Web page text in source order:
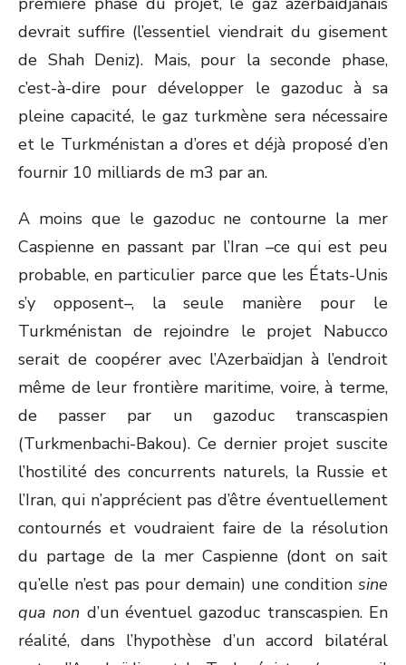
devrait suffire (l’essentiel viendrait du gisement
de Shah Deniz). Mais, pour la seconde phase,
c’est-à-dire pour développer le gazoduc à sa
pleine capacité, le gaz turkmène sera nécessaire
et le Turkménistan a d’ores et déjà proposé d’en
fournir 10 milliards de m3 par an.
A moins que le gazoduc ne contourne la mer
Caspienne en passant par l’Iran –ce qui est peu
probable, en particulier parce que les États-Unis
s’y opposent–, la seule manière pour le
Turkménistan de rejoindre le projet Nabucco
serait de coopérer avec l’Azerbaïdjan à l’endroit
même de leur frontière maritime, voire, à terme,
de passer par un gazoduc transcaspien
(Turkmenbachi-Bakou). Ce dernier projet suscite
l’hostilité des concurrents naturels, la Russie et
l’Iran, qui n’apprécient pas d’être éventuellement
contournés et voudraient faire de la résolution
du partage de la mer Caspienne (dont on sait
qu’elle n’est pas pour demain) une condition sine
qua non d’un éventuel gazoduc transcaspien. En
réalité, dans l’hypothèse d’un accord bilatéral